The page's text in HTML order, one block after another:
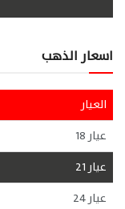
اسعار الذهب
العيار
عيار 18
عيار 21
عيار 24